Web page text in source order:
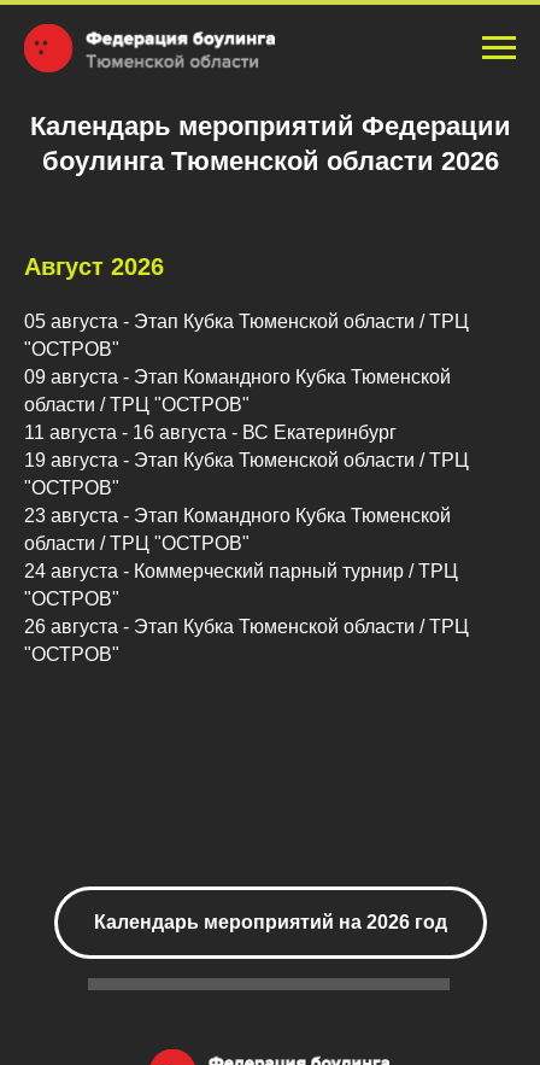
Календарь мероприятий Федерации
боулинга Тюменской области 2026
Август 2026
05 августа - Этап Кубка Тюменской области / ТРЦ
"ОСТРОВ"
09 августа - Этап Командного Кубка Тюменской
области / ТРЦ "ОСТРОВ"
11 августа - 16 августа - ВС Екатеринбург
19 августа - Этап Кубка Тюменской области / ТРЦ
"ОСТРОВ"
23 августа - Этап Командного Кубка Тюменской
области / ТРЦ "ОСТРОВ"
24 августа - Коммерческий парный турнир / ТРЦ
"ОСТРОВ"
26 августа - Этап Кубка Тюменской области / ТРЦ
"ОСТРОВ"
Календарь мероприятий на 2026 год